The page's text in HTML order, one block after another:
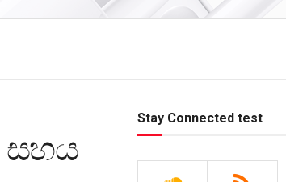
සහය
Stay Connected test